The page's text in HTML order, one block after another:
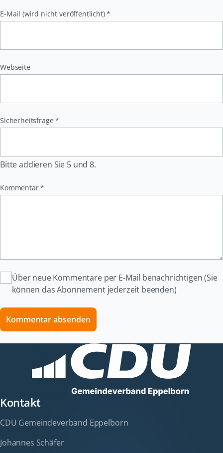
Pflichtfeld
E-Mail (wird nicht veröffentlicht) *
Webseite
Pflichtfeld
Sicherheitsfrage *
Bitte addieren Sie 5 und 8.
Pflichtfeld
Kommentar *
Über neue Kommentare per E-Mail benachrichtigen (Sie
können das Abonnement jederzeit beenden)
Kommentar absenden
Kontakt
CDU Gemeindeverband Eppelborn
Johannes Schäfer